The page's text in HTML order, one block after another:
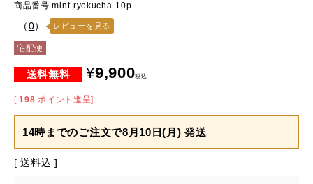
商品番号 mint-ryokucha-10p
（0） レビューを見る
宅配便
¥9,900税込
[ 198 ポイント進呈]
14時までのご注文で8月10日(月) 発送
送料込